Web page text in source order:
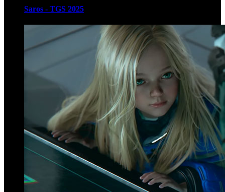
Saros - TGS 2025